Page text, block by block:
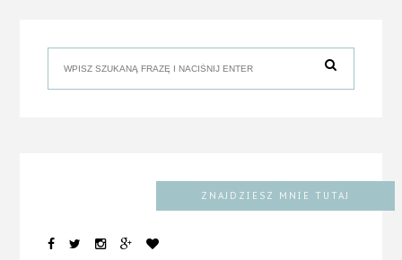
ZNAJDZIESZ MNIE TUTAJ